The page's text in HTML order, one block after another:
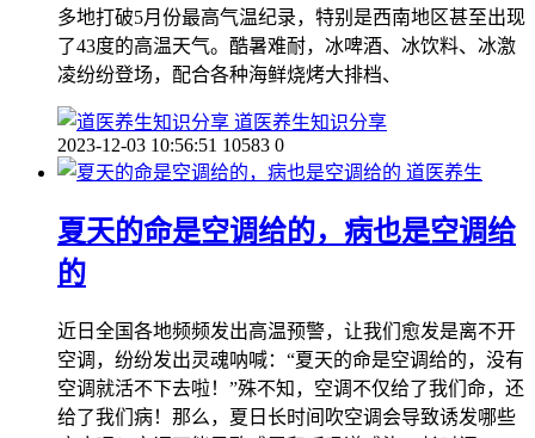
多地打破5月份最高气温纪录，特别是西南地区甚至出现
了43度的高温天气。酷暑难耐，冰啤酒、冰饮料、冰激
凌纷纷登场，配合各种海鲜烧烤大排档、
道医养生知识分享
2023-12-03 10:56:51 10583 0
道医养生
夏天的命是空调给的，病也是空调给
的
近日全国各地频频发出高温预警，让我们愈发是离不开
空调，纷纷发出灵魂呐喊：“夏天的命是空调给的，没有
空调就活不下去啦！”殊不知，空调不仅给了我们命，还
给了我们病！那么，夏日长时间吹空调会导致诱发哪些